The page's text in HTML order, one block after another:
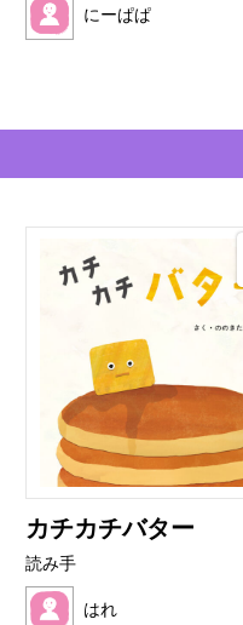
にーぱぱ
カチカチバター
読み手
はれ